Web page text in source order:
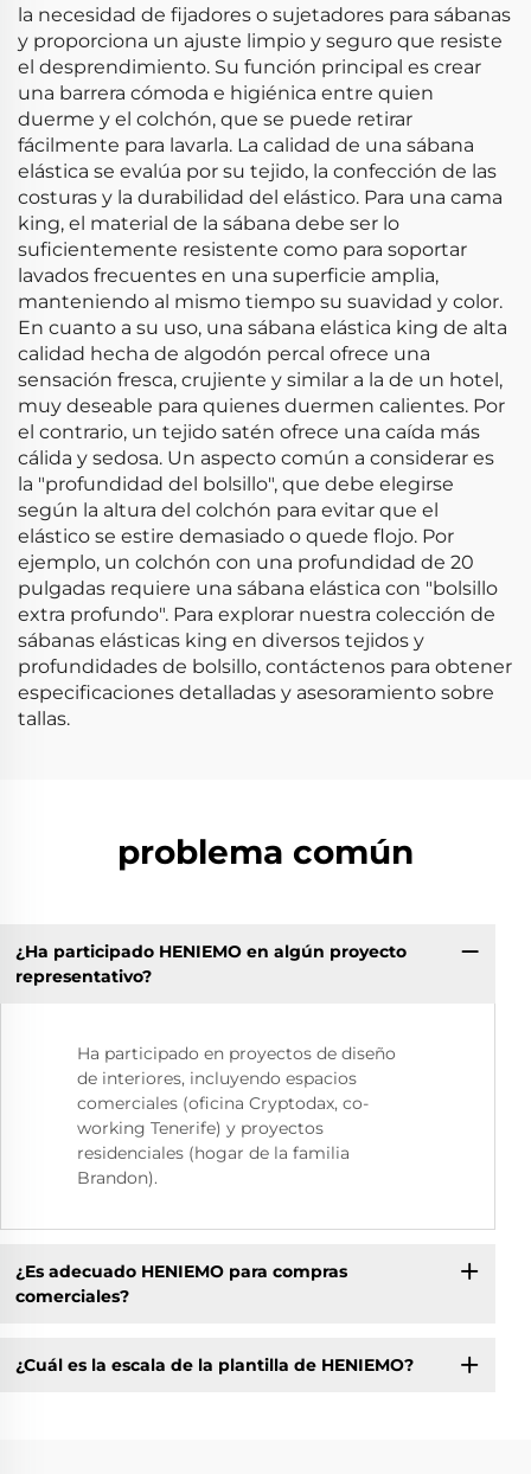
la necesidad de fijadores o sujetadores para sábanas
y proporciona un ajuste limpio y seguro que resiste
el desprendimiento. Su función principal es crear
una barrera cómoda e higiénica entre quien
duerme y el colchón, que se puede retirar
fácilmente para lavarla. La calidad de una sábana
elástica se evalúa por su tejido, la confección de las
costuras y la durabilidad del elástico. Para una cama
king, el material de la sábana debe ser lo
suficientemente resistente como para soportar
lavados frecuentes en una superficie amplia,
manteniendo al mismo tiempo su suavidad y color.
En cuanto a su uso, una sábana elástica king de alta
calidad hecha de algodón percal ofrece una
sensación fresca, crujiente y similar a la de un hotel,
muy deseable para quienes duermen calientes. Por
el contrario, un tejido satén ofrece una caída más
cálida y sedosa. Un aspecto común a considerar es
la "profundidad del bolsillo", que debe elegirse
según la altura del colchón para evitar que el
elástico se estire demasiado o quede flojo. Por
ejemplo, un colchón con una profundidad de 20
pulgadas requiere una sábana elástica con "bolsillo
extra profundo". Para explorar nuestra colección de
sábanas elásticas king en diversos tejidos y
profundidades de bolsillo, contáctenos para obtener
especificaciones detalladas y asesoramiento sobre
tallas.
problema común
¿Ha participado HENIEMO en algún proyecto
representativo?
Ha participado en proyectos de diseño
de interiores, incluyendo espacios
comerciales (oficina Cryptodax, co-
working Tenerife) y proyectos
residenciales (hogar de la familia
Brandon).
¿Es adecuado HENIEMO para compras
comerciales?
¿Cuál es la escala de la plantilla de HENIEMO?